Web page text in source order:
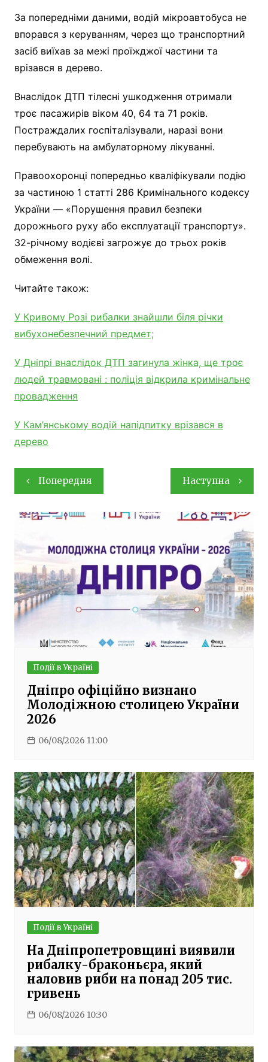
За попередніми даними, водій мікроавтобуса не
впорався з керуванням, через що транспортний
засіб виїхав за межі проїжджої частини та
врізався в дерево.
Внаслідок ДТП тілесні ушкодження отримали
троє пасажирів віком 40, 64 та 71 років.
Постраждалих госпіталізували, наразі вони
перебувають на амбулаторному лікуванні.
Правоохоронці попередньо кваліфікували подію
за частиною 1 статті 286 Кримінального кодексу
України — «Порушення правил безпеки
дорожнього руху або експлуатації транспорту».
32-річному водієві загрожує до трьох років
обмеження волі.
Читайте також:
У Кривому Розі рибалки знайшли біля річки
вибухонебезпечний предмет;
У Дніпрі внаслідок ДТП загинула жінка, ще троє
людей травмовані : поліція відкрила кримінальне
провадження
У Кам’янському водій напідпитку врізався в
дерево
Навігація
записів
Попередня Наступна
Події в Україні
Дніпро офіційно визнано
Молодіжною столицею України
2026
06/08/2026 11:00
Події в Україні
На Дніпропетровщині виявили
рибалку-браконьєра, який
наловив риби на понад 205 тис.
гривень
06/08/2026 10:30